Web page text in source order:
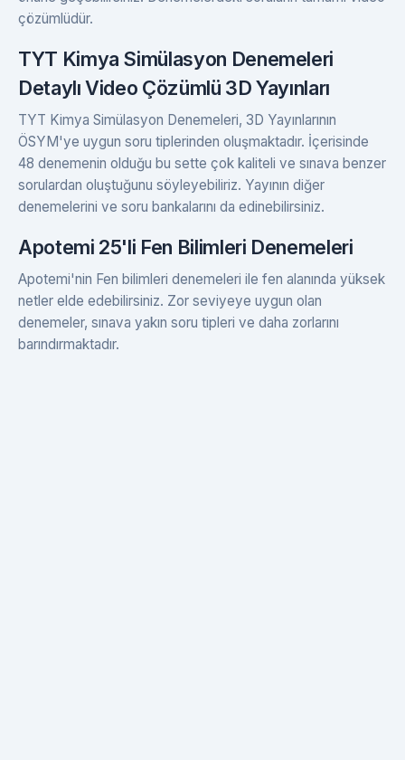
çözümlüdür.
TYT Kimya Simülasyon Denemeleri
Detaylı Video Çözümlü 3D Yayınları
TYT Kimya Simülasyon Denemeleri, 3D Yayınlarının
ÖSYM'ye uygun soru tiplerinden oluşmaktadır. İçerisinde
48 denemenin olduğu bu sette çok kaliteli ve sınava benzer
sorulardan oluştuğunu söyleyebiliriz. Yayının diğer
denemelerini ve soru bankalarını da edinebilirsiniz.
Apotemi 25'li Fen Bilimleri Denemeleri
Apotemi'nin Fen bilimleri denemeleri ile fen alanında yüksek
netler elde edebilirsiniz. Zor seviyeye uygun olan
denemeler, sınava yakın soru tipleri ve daha zorlarını
barındırmaktadır.